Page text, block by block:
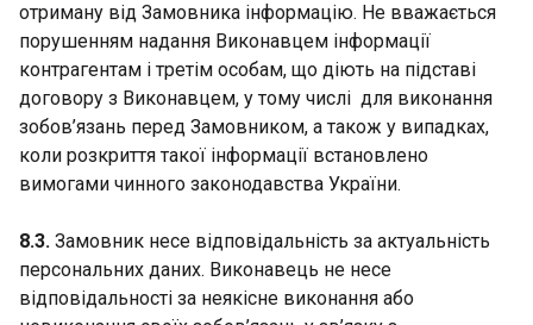
отриману від Замовника інформацію. Не вважається
порушенням надання Виконавцем інформації
контрагентам і третім особам, що діють на підставі
договору з Виконавцем, у тому числі для виконання
зобов’язань перед Замовником, а також у випадках,
коли розкриття такої інформації встановлено
вимогами чинного законодавства України.
8.3. Замовник несе відповідальність за актуальність
персональних даних. Виконавець не несе
відповідальності за неякісне виконання або